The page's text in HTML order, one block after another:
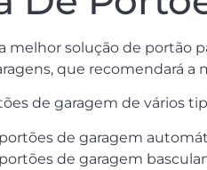
melhor solução de portão
que recomendará a
de garagem de vários
de garagem
de garagem